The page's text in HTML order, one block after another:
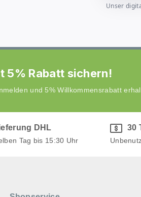
Unser
5% Rabatt sichern!
und 5% Willkommensrabatt
DHL
Tag bis 15:30 Uhr
30